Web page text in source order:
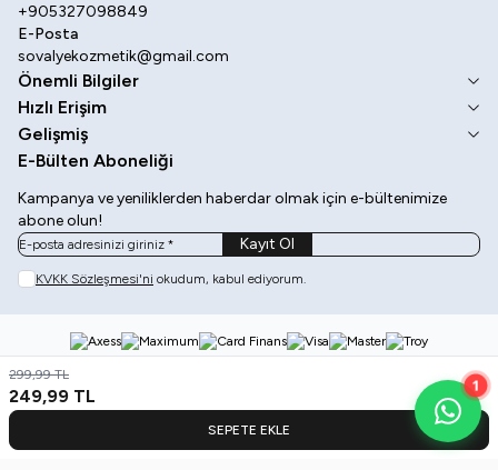
1
299,99TL
249,99 TL
SEPETE EKLE
+905327098849
E-Posta
sovalyekozmetik@gmail.com
Önemli Bilgiler
Hızlı Erişim
Gelişmiş
E-Bülten Aboneliği
Kampanya ve yeniliklerden haberdar olmak için e-bültenimize
abone olun!
Kayıt Ol
KVKK Sözleşmesi'ni okudum, kabul ediyorum.
Kategoriler